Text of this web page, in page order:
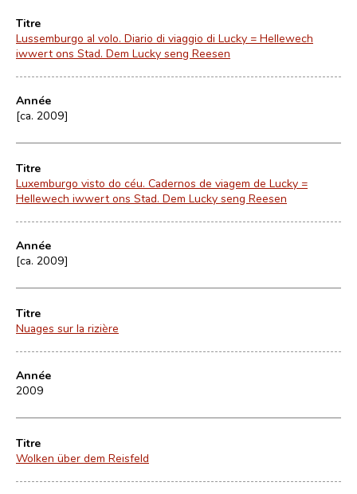
Titre
Lussemburgo al volo. Diario di viaggio di Lucky = Hellewech
iwwert ons Stad. Dem Lucky seng Reesen
Année
[ca. 2009]
Titre
Luxemburgo visto do céu. Cadernos de viagem de Lucky =
Hellewech iwwert ons Stad. Dem Lucky seng Reesen
Année
[ca. 2009]
Titre
Nuages sur la rizière
Année
2009
Titre
Wolken über dem Reisfeld